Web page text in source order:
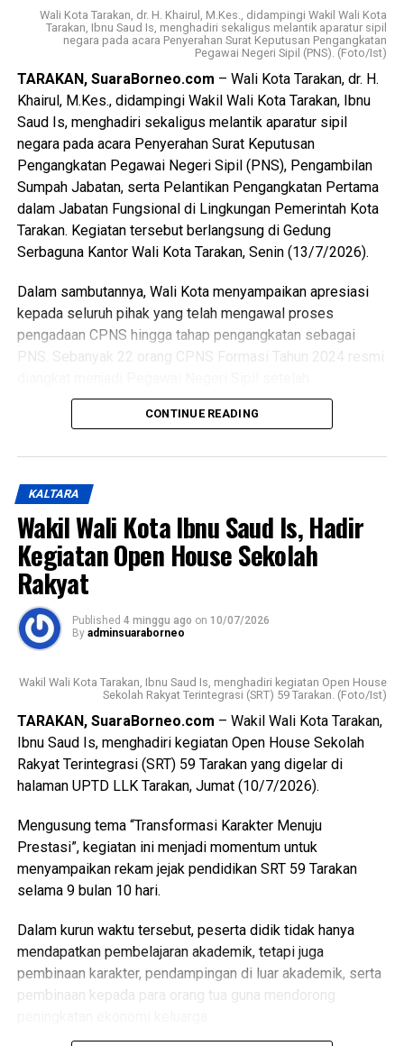
Pemerintah Kota Tarakan menegaskan bahwa Perda
Kepemudaan diharapkan menjadi landasan untuk
meningkatkan kualitas dan kapasitas pemuda, mendorong
kreativitas, inovasi, kewirausahaan, serta memperkuat
peran organisasi kepemudaan dan partisipasi generasi
muda dalam pembangunan daerah. Wali Kota juga
menekankan pentingnya implementasi yang konsisten,
terukur, dan berkelanjutan melalui sinergi antara
pemerintah, DPRD, organisasi kepemudaan, dunia
pendidikan, dunia usaha, dan seluruh pemangku
kepentingan guna mewujudkan pemuda Tarakan yang
berkarakter, mandiri, inovatif, dan berdaya saing.
Views: 50
Bagikan ke
Messenger
Wali Kota Tarakan, dr. H. Khairul, M.Kes., didampingi Wakil Wali Kota
Tarakan, Ibnu Saud Is, menghadiri sekaligus melantik aparatur sipil
negara pada acara Penyerahan Surat Keputusan Pengangkatan
Pegawai Negeri Sipil (PNS). (Foto/Ist)
TARAKAN, SuaraBorneo.com – Wali Kota Tarakan, dr. H.
Khairul, M.Kes., didampingi Wakil Wali Kota Tarakan, Ibnu
Saud Is, menghadiri sekaligus melantik aparatur sipil
negara pada acara Penyerahan Surat Keputusan
Pengangkatan Pegawai Negeri Sipil (PNS), Pengambilan
Sumpah Jabatan, serta Pelantikan Pengangkatan Pertama
dalam Jabatan Fungsional di Lingkungan Pemerintah Kota
Tarakan. Kegiatan tersebut berlangsung di Gedung
Serbaguna Kantor Wali Kota Tarakan, Senin (13/7/2026).
Dalam sambutannya, Wali Kota menyampaikan apresiasi
kepada seluruh pihak yang telah mengawal proses
pengadaan CPNS hingga tahap pengangkatan sebagai
PNS. Sebanyak 22 orang CPNS Formasi Tahun 2024 resmi
menyelesaikan seluruh tahapan yang dipersyaratkan, mulai
dari seleksi, Pelatihan Dasar CPNS, hingga proses
sebanyak 51 aparatur sipil negara juga dilantik dalam
pengangkatan pertama Jabatan Fungsional yang akan
bertugas di berbagai perangkat daerah di lingkungan
Pemerintah Kota Tarakan.
Wali Kota mengucapkan selamat kepada seluruh penerima
Surat Keputusan dan pejabat fungsional yang baru dilantik.
Ia menegaskan bahwa keberhasilan tersebut merupakan
buah dari perjuangan panjang serta amanah besar yang
harus dijalankan dengan penuh tanggung jawab.
Views: 58
Bagikan ke
Messenger
CONTINUE READING
KALTARA
Wakil Wali Kota Ibnu Saud Is, Hadir
Kegiatan Open House Sekolah
Rakyat
Published 4 minggu ago on 10/07/2026
By adminsuaraborneo
Wakil Wali Kota Tarakan, Ibnu Saud Is, menghadiri kegiatan Open House
Sekolah Rakyat Terintegrasi (SRT) 59 Tarakan. (Foto/Ist)
TARAKAN, SuaraBorneo.com – Wakil Wali Kota Tarakan,
Ibnu Saud Is, menghadiri kegiatan Open House Sekolah
Rakyat Terintegrasi (SRT) 59 Tarakan yang digelar di
halaman UPTD LLK Tarakan, Jumat (10/7/2026).
Mengusung tema “Transformasi Karakter Menuju
Prestasi”, kegiatan ini menjadi momentum untuk
menyampaikan rekam jejak pendidikan SRT 59 Tarakan
selama 9 bulan 10 hari.
Dalam kurun waktu tersebut, peserta didik tidak hanya
mendapatkan pembelajaran akademik, tetapi juga
pembinaan karakter, pendampingan di luar akademik, serta
pembinaan kepada para orang tua guna mendorong